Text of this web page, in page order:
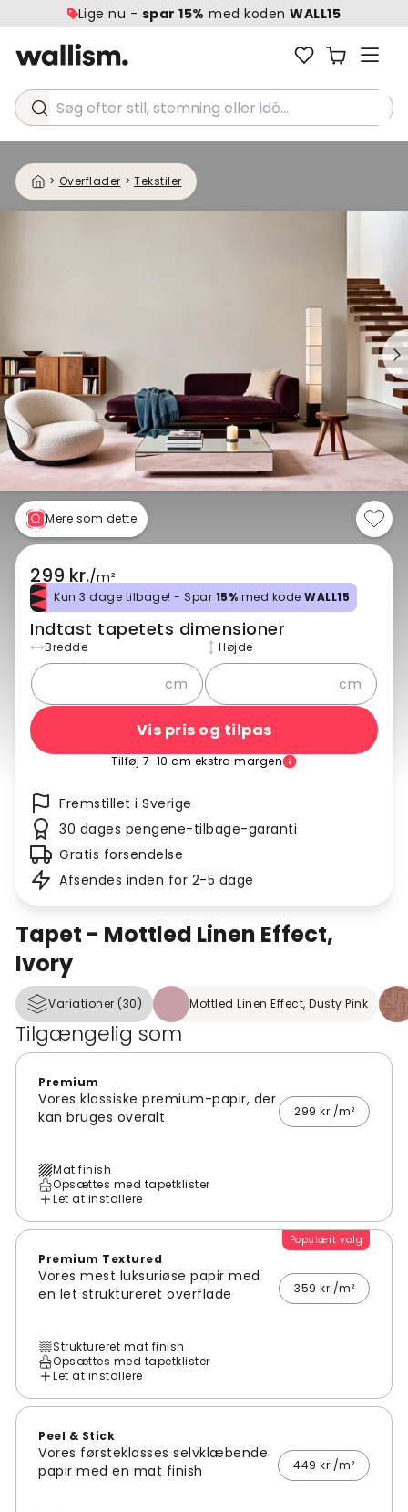
Lige nu - spar 15% med kodenWALL15
Søg efter stil, stemning eller idé...
> Overflader > Tekstiler
Tapet - Mottled Linen Effect,
Ivory
Variationer (30) Mottled Linen Effect, Dusty Pink
Tilgængelig som
Premium
Vores klassiske premium-papir, der
kan bruges overalt
299 kr./m²
Mat finish
Opsættes med tapetklister
Let at installere
Populært valg
Premium Textured
Vores mest luksuriøse papir med
en let struktureret overflade
359 kr./m²
Struktureret mat finish
Opsættes med tapetklister
Let at installere
Peel & Stick
Vores førsteklasses selvklæbende
papir med en mat finish
449 kr./m²
Mere som dette
299 kr./m²
Kun 3 dage tilbage! - Spar 15% med kode WALL15
Indtast tapetets dimensioner
Bredde
cm
Højde
cm
Vis pris og tilpas
Tilføj 7-10 cm ekstra margen
Fremstillet i Sverige
30 dages pengene-tilbage-garanti
Gratis forsendelse
Afsendes inden for 2-5 dage